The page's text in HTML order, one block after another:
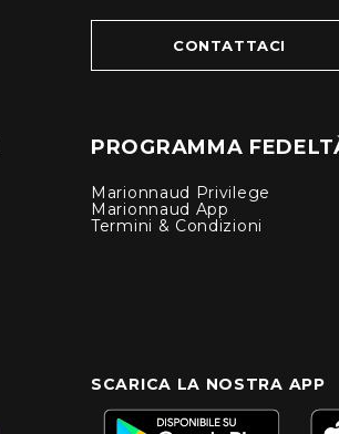
CONTATTACI
PROGRAMMA
Marionnaud Privilege
Marionnaud App
Termini & Condizioni
SCARICA LA NOSTRA APP